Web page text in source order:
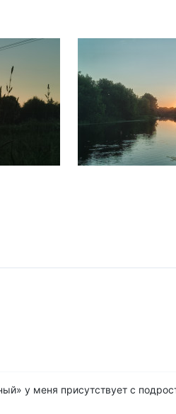
у меня присутствует с